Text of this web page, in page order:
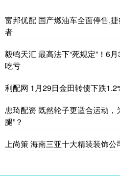
富邦优配 国产燃油车全面停售,
者
毅鸣天汇 最高法下“死规定”！6
吃亏
利配网 1月29日金田转债下跌
忠琦配资 既然轮子更适合运动，
腿”？
上尚策 海南三亚十大精装装饰